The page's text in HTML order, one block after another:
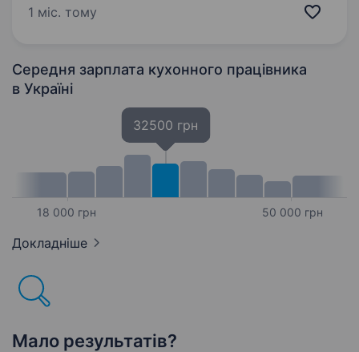
дружньої команди кухаря гарячого цеху
1 міс. тому
Середня зарплата кухонного працівника
в Україні
18 000 грн
32500 грн
50 000 грн
Докладніше
Мало результатів?